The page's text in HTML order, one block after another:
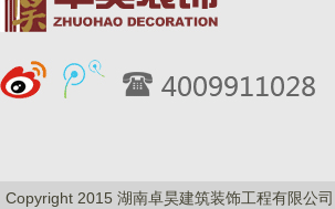
Copyright 2015 湖南卓昊建筑装饰工程有限公